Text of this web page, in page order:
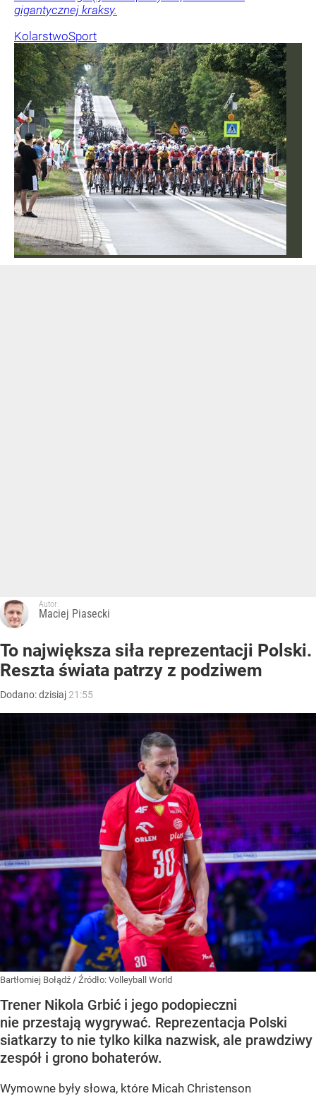
gigantycznej kraksy.
KolarstwoSport
Autor:
Maciej Piasecki
To największa siła reprezentacji Polski.
Reszta świata patrzy z podziwem
Dodano:dzisiaj 21:55
Bartłomiej Bołądź / Źródło: Volleyball World
Trener Nikola Grbić i jego podopieczni
nie przestają wygrywać. Reprezentacja Polski
siatkarzy to nie tylko kilka nazwisk, ale prawdziwy
zespół i grono bohaterów.
Wymowne były słowa, które Micah Christenson